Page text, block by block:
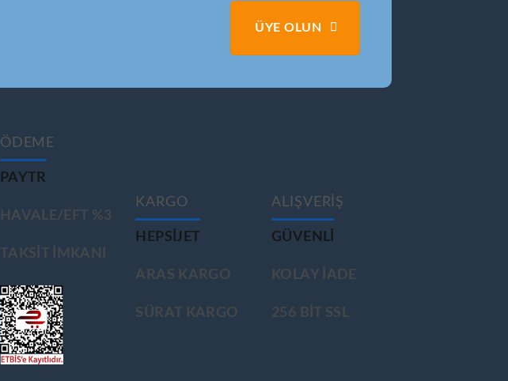
ÜYE OLUN
ÖDEME
PAYTR
HAVALE/EFT %3
TAKSIT IMKANI
KARGO
HEPSIJET
ARAS KARGO
SÜRAT KARGO
ALIŞVERİŞ
GÜVENLİ
KOLAY İADE
256 BİT SSL